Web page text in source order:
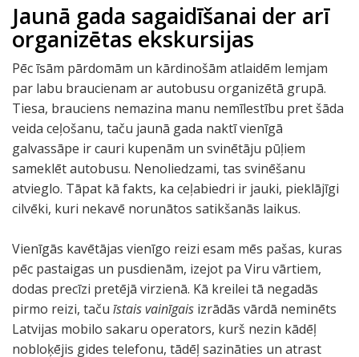
Jaunā gada sagaidīšanai der arī
organizētas ekskursijas
Pēc īsām pārdomām un kārdinošām atlaidēm lemjam
par labu braucienam ar autobusu organizētā grupā.
Tiesa, brauciens nemazina manu nemīlestību pret šāda
veida ceļošanu, taču jaunā gada naktī vienīgā
galvassāpe ir cauri kupenām un svinētāju pūļiem
sameklēt autobusu. Nenoliedzami, tas svinēšanu
atvieglo. Tāpat kā fakts, ka ceļabiedri ir jauki, pieklājīgi
cilvēki, kuri nekavē norunātos satikšanās laikus.
Vienīgās kavētājas vienīgo reizi esam mēs pašas, kuras
pēc pastaigas un pusdienām, izejot pa Viru vārtiem,
dodas precīzi pretējā virzienā. Kā kreilei tā negadās
pirmo reizi, taču īstais vainīgais izrādās vārdā neminēts
Latvijas mobilo sakaru operators, kurš nezin kādēļ
nobloķējis gides telefonu, tādēļ sazināties un atrast